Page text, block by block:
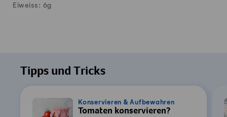
Eiweiss: 6g
Tipps und Tricks
Konservieren & Aufbewahren
Tomaten konservieren?